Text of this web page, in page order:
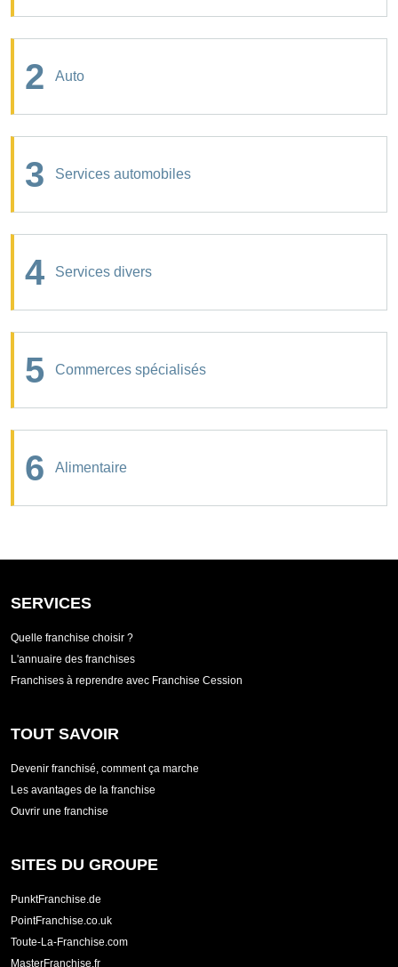
2 Auto
3 Services automobiles
4 Services divers
5 Commerces spécialisés
6 Alimentaire
SERVICES
Quelle franchise choisir ?
L'annuaire des franchises
Franchises à reprendre avec Franchise Cession
TOUT SAVOIR
Devenir franchisé, comment ça marche
Les avantages de la franchise
Ouvrir une franchise
SITES DU GROUPE
PunktFranchise.de
PointFranchise.co.uk
Toute-La-Franchise.com
MasterFranchise.fr